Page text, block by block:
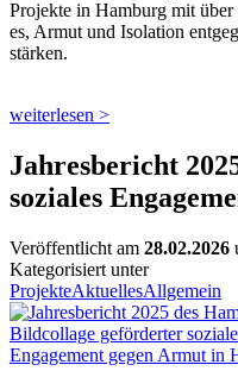
Projekte in Hamburg mit
es, Armut und Isolation
stärken.
weiterlesen >
Jahresbericht
soziales
Veröffentlicht am 28.02.2026
Kategorisiert unter
ProjekteAktuellesAllgemein